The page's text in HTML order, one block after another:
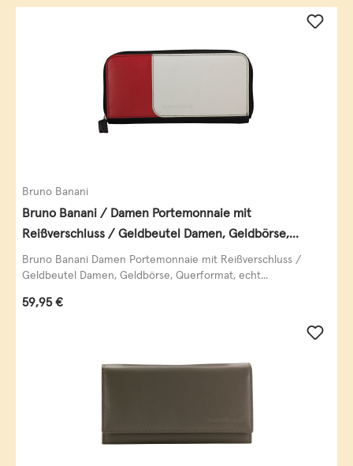
Bruno Banani
Bruno Banani / Damen Portemonnaie mit
Reißverschluss / Geldbeutel Damen, Geldbörse,
Querformat, echt Leder, black/white/red
Bruno Banani Damen Portemonnaie mit Reißverschluss /
Geldbeutel Damen, Geldbörse, Querformat, echt...
Regulärer Preis:
59,95 €